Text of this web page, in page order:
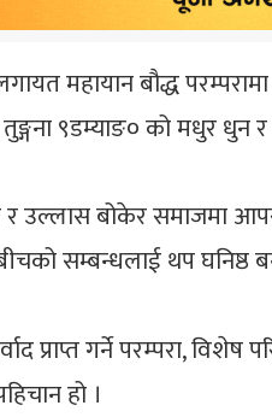
महायान बौद्ध
तुङ्गना ९डम्याङ० को मधुर
र उल्लास बोकेर समाजमा
सम्बन्धलाई थप
प्राप्त गर्ने परम्परा,
हो ।